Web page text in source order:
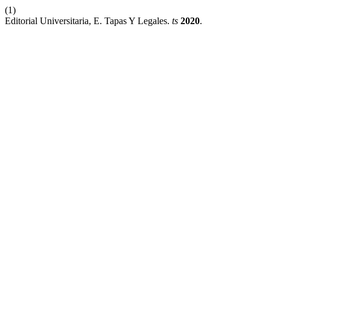
(1)
Editorial Universitaria, E. Tapas Y Legales. ts 2020.